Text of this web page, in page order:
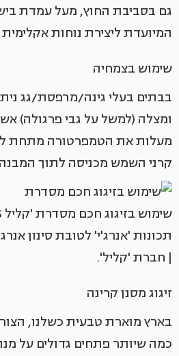
גם בסביבת החוץ, מעל עמדת
המיועדת ליצירת נוחות
שימוש בצמחיה
בבתים בעלי גינה/מרפסת/גג
ומצלה (למשל על גבי פרגולה)
מעלות את הטמפרטורה מתחת
קרני השמש מכניסה לתוך
תכונות 'אנרג'י' לטובת סינון
| חברת 'קליל'.
זיגוג מסנן קרינה
בארץ מוארת טבעית כשלנו,
כמה שיותר פתחים גדולים על